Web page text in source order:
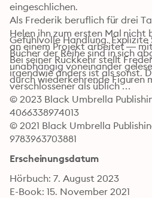
eingeschlichen.
Als Frederik beruflich für drei
Helen ihn zum ersten Mal nicht
an einem Projekt arbeitet —
Bei seiner Rückkehr stellt
irgendwie anders ist als sonst.
verschlossener als üblich …
Gefühlvolle Handlung. Explizite
Bücher der Reihe sind in sich
unabhängig voneinander
durch wiederkehrende Figuren
© 2023 Black Umbrella
4066338974013
© 2021 Black Umbrella
9783963703881
Erscheinungsdatum
Hörbuch: 7. August 2023
E-Book: 15. November 2021